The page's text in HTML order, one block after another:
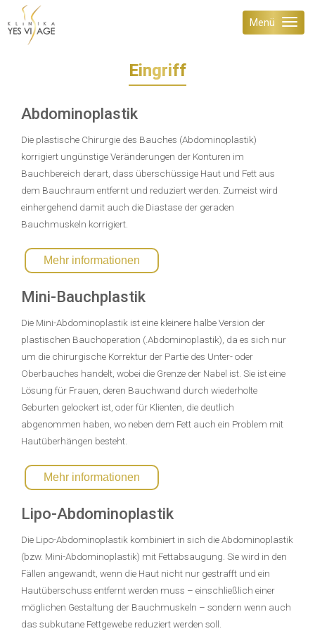
Menü
Eingriff
Abdominoplastik
Die plastische Chirurgie des Bauches (Abdominoplastik)
korrigiert ungünstige Veränderungen der Konturen im
Bauchbereich derart, dass überschüssige Haut und Fett aus
dem Bauchraum entfernt und reduziert werden. Zumeist wird
einhergehend damit auch die Diastase der geraden
Bauchmuskeln korrigiert.
Mehr informationen
Mini-Bauchplastik
Die Mini-Abdominoplastik ist eine kleinere halbe Version der
plastischen Bauchoperation (.Abdominoplastik), da es sich nur
um die chirurgische Korrektur der Partie des Unter- oder
Oberbauches handelt, wobei die Grenze der Nabel ist. Sie ist eine
Lösung für Frauen, deren Bauchwand durch wiederholte
Geburten gelockert ist, oder für Klienten, die deutlich
abgenommen haben, wo neben dem Fett auch ein Problem mit
Hautüberhängen besteht.
Mehr informationen
Lipo-Abdominoplastik
Die Lipo-Abdominoplastik kombiniert in sich die Abdominoplastik
(bzw. Mini-Abdominoplastik) mit Fettabsaugung. Sie wird in den
Fällen angewandt, wenn die Haut nicht nur gestrafft und ein
Hautüberschuss entfernt werden muss – einschließlich einer
möglichen Gestaltung der Bauchmuskeln – sondern wenn auch
das subkutane Fettgewebe reduziert werden soll.